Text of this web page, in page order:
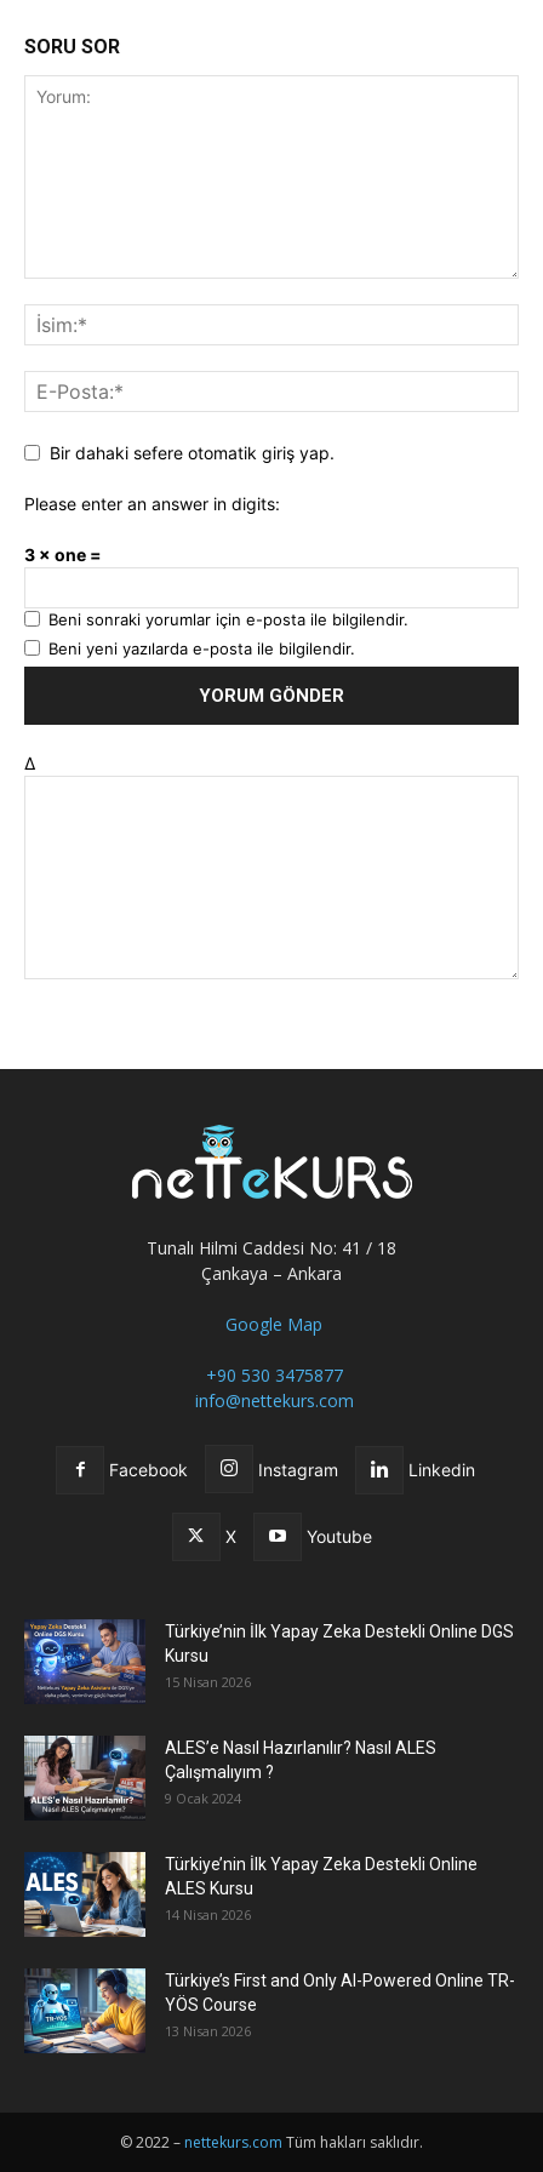
SORU SOR
Bir dahaki sefere otomatik giriş yap.
Please enter an answer in digits:
3 × one =
Beni sonraki yorumlar için e-posta ile bilgilendir.
Beni yeni yazılarda e-posta ile bilgilendir.
Δ
Tunalı Hilmi Caddesi No: 41 / 18
Çankaya – Ankara
Google Map
+90 530 3475877
info@nettekurs.com
Facebook Instagram Linkedin
X Youtube
Türkiye’nin İlk Yapay Zeka Destekli Online DGS
Kursu
15 Nisan 2026
ALES’e Nasıl Hazırlanılır? Nasıl ALES
Çalışmalıyım ?
9 Ocak 2024
Türkiye’nin İlk Yapay Zeka Destekli Online
ALES Kursu
14 Nisan 2026
Türkiye’s First and Only AI-Powered Online TR-
YÖS Course
13 Nisan 2026
© 2022 – nettekurs.com Tüm hakları saklıdır.